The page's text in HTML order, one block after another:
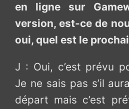
en ligne sur
version, est-ce de
oui, quel est le
J : Oui, c’est prévu
Je ne sais pas s’il
départ mais c’est